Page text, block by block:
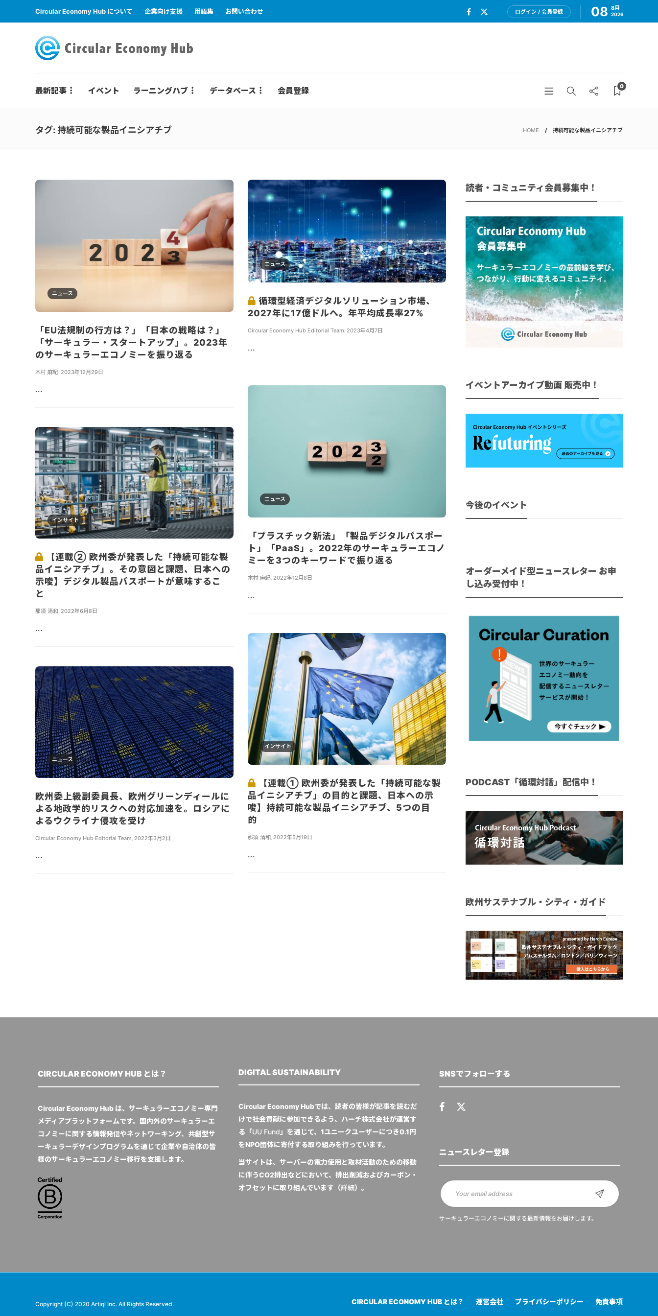
Circular Economy Hub について 企業向け支援 用語集 お問い合わせ ログイン / 会員登録 08 8月
2026
最新記事 イベント ラーニングハブ データベース 会員登録 0
タグ: 持続可能な製品イニシアチブ HOME 持続可能な製品イニシアチブ
ニュース
「EU法規制の行方は？」「日本の戦略は？」
「サーキュラー・スタートアップ」。2023年
のサーキュラーエコノミーを振り返る
木村 麻紀 2023年12月29日
...
ニュース
循環型経済デジタルソリューション市場、
2027年に17億ドルへ。年平均成長率27%
Circular Economy Hub Editorial Team 2023年4月7日
...
ニュース
「プラスチック新法」「製品デジタルパスポー
ト」「PaaS」。2022年のサーキュラーエコノ
ミーを3つのキーワードで振り返る
木村 麻紀, 2022年12月8日
...
インサイト
【連載② 欧州委が発表した「持続可能な製
品イニシアチブ」。その意図と課題、日本への
示唆】デジタル製品パスポートが意味するこ
と
那須 清和 2022年6月8日
...
インサイト
【連載① 欧州委が発表した「持続可能な製
品イニシアチブ」の目的と課題、日本への示
唆】持続可能な製品イニシアチブ、5つの目
的
那須 清和, 2022年5月19日
...
ニュース
欧州委上級副委員長、欧州グリーンディールに
よる地政学的リスクへの対応加速を。ロシアに
よるウクライナ侵攻を受け
Circular Economy Hub Editorial Team 2022年3月2日
...
読者・コミュニティ会員募集中！
イベントアーカイブ動画 販売中！
今後のイベント
オーダーメイド型ニュースレター お申
し込み受付中！
PODCAST「循環対話」配信中！
欧州サステナブル・シティ・ガイド
CIRCULAR ECONOMY HUB とは？
Circular Economy Hub は、サーキュラーエコノミー専門
メディアプラットフォームです。国内外のサーキュラーエ
コノミーに関する情報発信やネットワーキング、共創型サ
ーキュラーデザインプログラムを通じて企業や自治体の皆
様のサーキュラーエコノミー移行を支援します。
DIGITAL SUSTAINABILITY
Circular Economy Hubでは、読者の皆様が記事を読むだ
けで社会貢献に参加できるよう、ハーチ株式会社が運営す
る「UU Fund」を通じて、1ユニークユーザーにつき0.1円
をNPO団体に寄付する取り組みを行っています。
当サイトは、サーバーの電力使用と取材活動のための移動
に伴うCO2排出などにおいて、排出削減およびカーボン・
オフセットに取り組んでいます（詳細）。
SNSでフォローする
ニュースレター登録
サーキュラーエコノミーに関する最新情報をお届けします。
Copyright (C) 2020 Artiql Inc. All Rights Reserved. CIRCULAR ECONOMY HUB とは？ 運営会社 プライバシーポリシー 免責事項